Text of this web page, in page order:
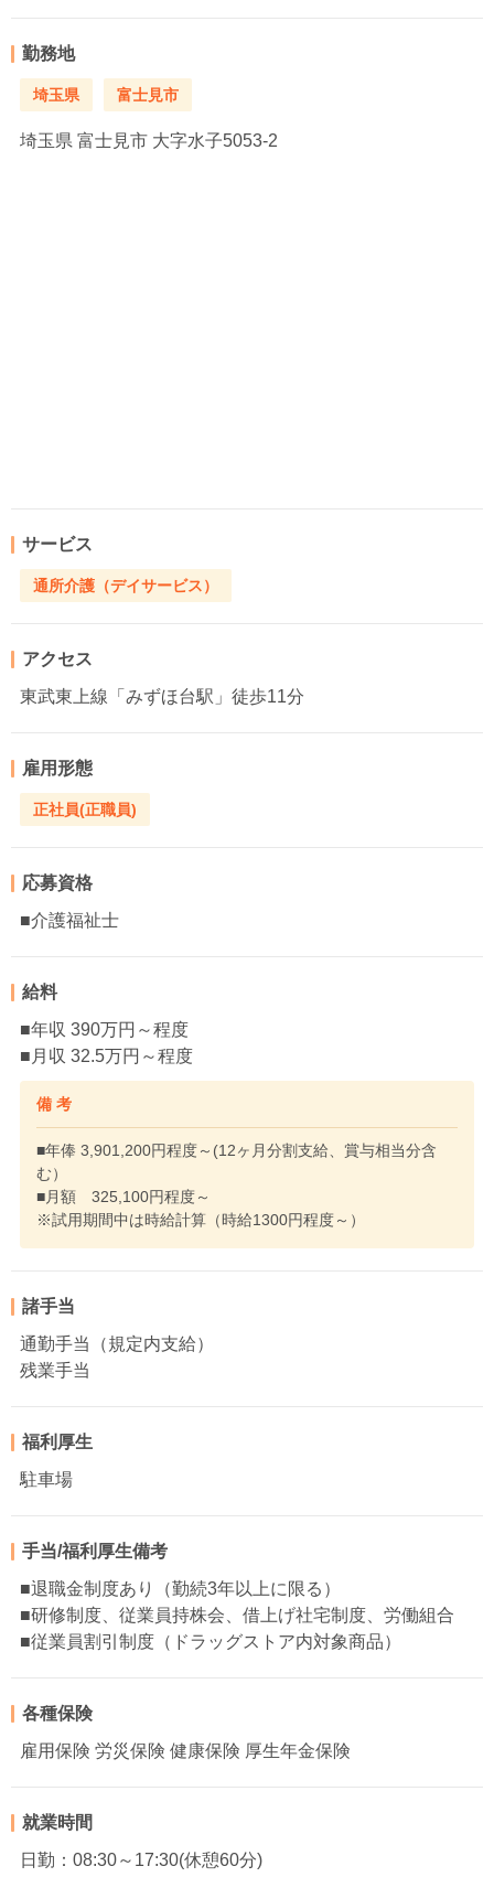
勤務地
埼玉県 富士見市
埼玉県 富士見市 大字水子5053-2
サービス
通所介護（デイサービス）
アクセス
東武東上線「みずほ台駅」徒歩11分
雇用形態
正社員(正職員)
応募資格
■介護福祉士
給料
■年収 390万円～程度
■月収 32.5万円～程度
備 考
■年俸 3,901,200円程度～(12ヶ月分割支給、賞与相当分含
む）
■月額 325,100円程度～
※試用期間中は時給計算（時給1300円程度～）
諸手当
通勤手当（規定内支給）
残業手当
福利厚生
駐車場
手当/福利厚生備考
■退職金制度あり（勤続3年以上に限る）
■研修制度、従業員持株会、借上げ社宅制度、労働組合
■従業員割引制度（ドラッグストア内対象商品）
各種保険
雇用保険 労災保険 健康保険 厚生年金保険
就業時間
日勤：08:30～17:30(休憩60分)